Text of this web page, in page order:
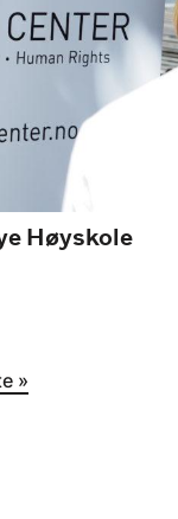
Høyskole
side
»